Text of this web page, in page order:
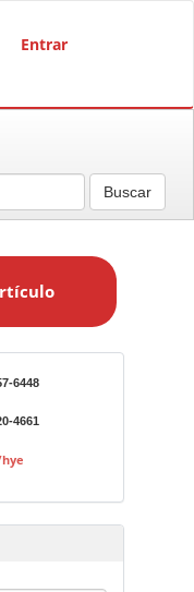
Entrar
Buscar
6448
4661
hye